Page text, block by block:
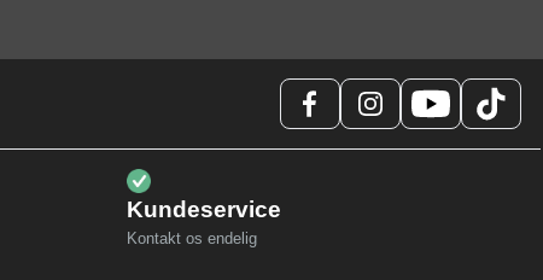
Kundeservice
Kontakt os endelig